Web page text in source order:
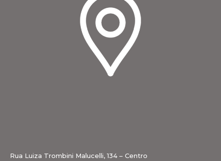
Rua Luiza Trombini Malucelli, 134 – Centro